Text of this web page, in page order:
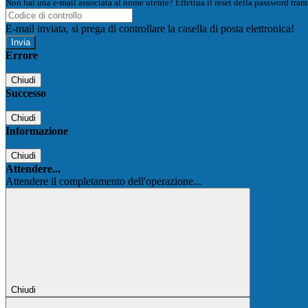
Non hai una e-mail associata al nome utente? Effettua il reset della password
E-mail inviata, si prega di controllare la casella di posta elettronica!
Errore
Chiudi
Successo
Chiudi
Informazione
Chiudi
Attendere...
Attendere il completamento dell'operazione...
Chiudi